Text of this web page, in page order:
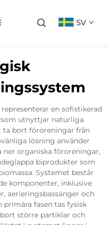
SV
en sofistikerad
utnyttjar naturliga
ta bort föroreningar från
lösning använder
organiska föroreningar,
biprodukter som
Systemet består
komponenter, inklusive
aerieringsbassänger och
primära fasen tas fysisk
större partiklar och